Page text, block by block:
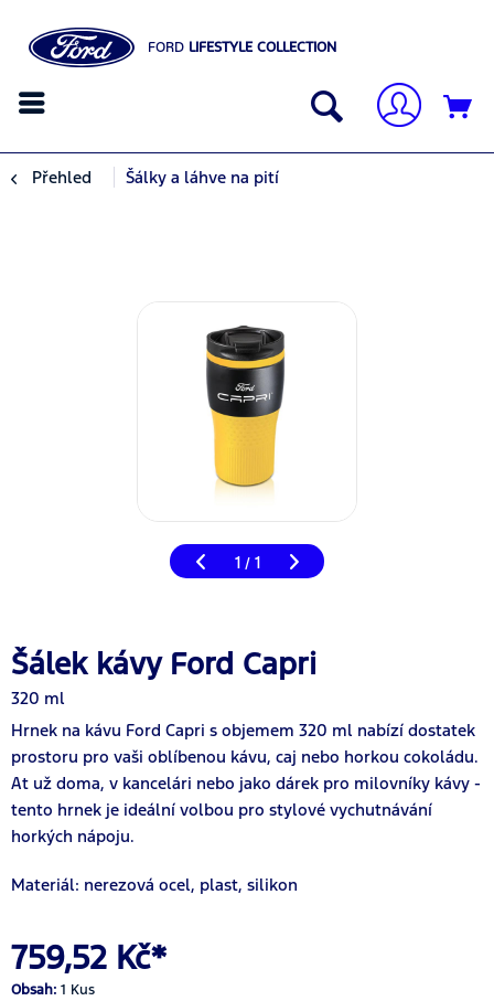
FORD LIFESTYLE COLLECTION
Přehled Šálky a láhve na pití
1 / 1
Šálek kávy Ford Capri
320 ml
Hrnek na kávu Ford Capri s objemem 320 ml nabízí dostatek
prostoru pro vaši oblíbenou kávu, caj nebo horkou cokoládu.
At už doma, v kancelári nebo jako dárek pro milovníky kávy -
tento hrnek je ideální volbou pro stylové vychutnávání
horkých nápoju.
Materiál: nerezová ocel, plast, silikon
759,52 Kč*
Obsah: 1 Kus